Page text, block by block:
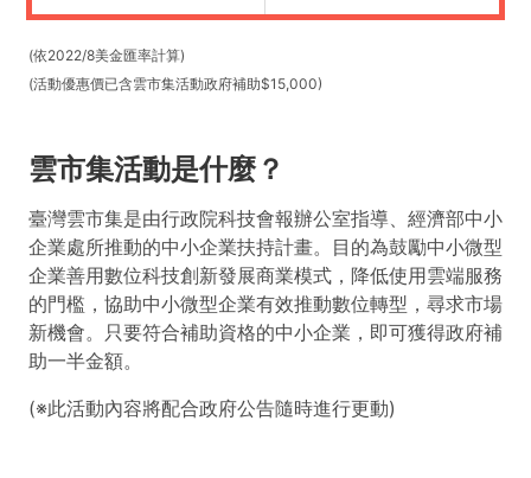
(依2022/8美金匯率計算)
(活動優惠價已含雲市集活動政府補助$15,000)
雲市集活動是什麼？
臺灣雲市集是由行政院科技會報辦公室指導、經濟部中小
企業處所推動的中小企業扶持計畫。目的為鼓勵中小微型
企業善用數位科技創新發展商業模式，降低使用雲端服務
的門檻，協助中小微型企業有效推動數位轉型，尋求市場
新機會。只要符合補助資格的中小企業，即可獲得政府補
助一半金額。
(※此活動內容將配合政府公告隨時進行更動)